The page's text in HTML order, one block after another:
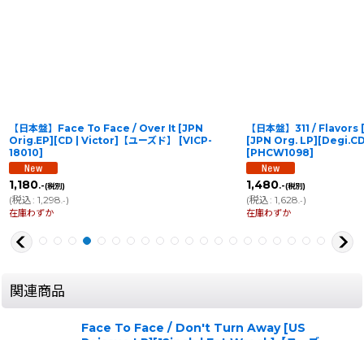
【日本盤】Face To Face / Over It [JPN
Orig.EP][CD | Victor]【ユーズド】
[VICP-
18010]
1,180.-(税別)
(税込: 1,298.-)
在庫わずか
【日本盤】311 /
[JPN Org.
[PHCW1098]
1,480.-(税別)
(税込: 1,628.-)
在庫わずか
関連商品
Face To Face / Don't Turn Away [US